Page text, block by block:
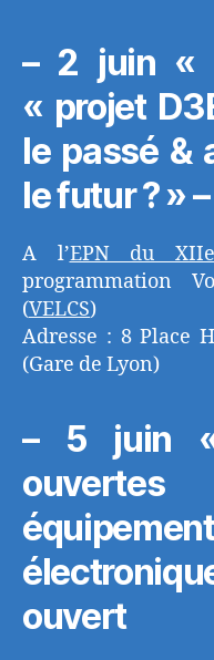
– 2 juin «
« projet
le passé &
le futur ? »
A l’EPN du XIIe
programmation
(VELCS)
Adresse : 8 Place
(Gare de Lyon)
– 5 juin «
ouvert